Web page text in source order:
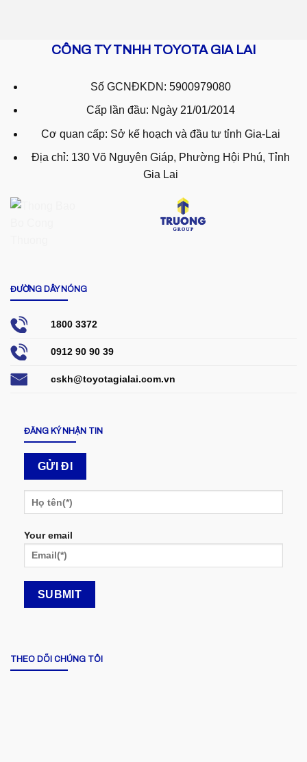
CÔNG TY TNHH TOYOTA GIA LAI
Số GCNĐKDN: 5900979080
Cấp lần đầu: Ngày 21/01/2014
Cơ quan cấp: Sở kế hoạch và đầu tư tỉnh Gia-Lai
Địa chỉ: 130 Võ Nguyên Giáp, Phường Hội Phú, Tỉnh
Gia Lai
ĐƯỜNG DÂY NÓNG
1800 3372
0912 90 90 39
cskh@toyotagialai.com.vn
ĐĂNG KÝ NHẬN TIN
Your email
THEO DÕI CHÚNG TÔI